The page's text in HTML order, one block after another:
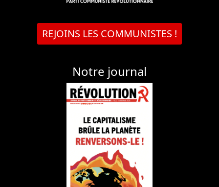
REJOINS LES COMMUNISTES !
Notre journal